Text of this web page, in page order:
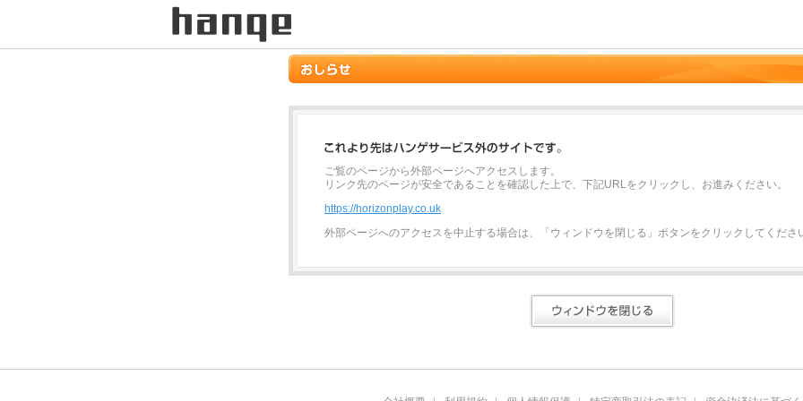
ご覧のページから外部ページへアクセスします。
リンク先のページが安全であることを確認した上で、下記URLをクリックし、お進みください。
https://horizonplay.co.uk
外部ページへのアクセスを中止する場合は、「ウィンドウを閉じる」ボタンをクリックしてくださ